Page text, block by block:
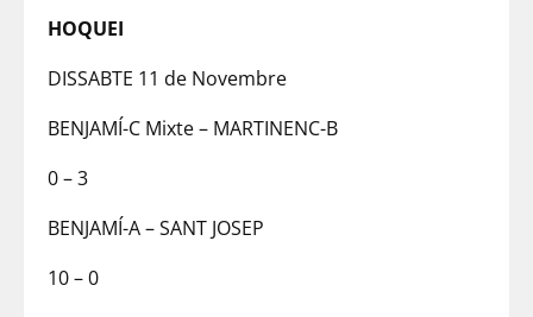
HOQUEI
DISSABTE 11 de Novembre
BENJAMÍ-C Mixte – MARTINENC-B
0 – 3
BENJAMÍ-A – SANT JOSEP
10 – 0